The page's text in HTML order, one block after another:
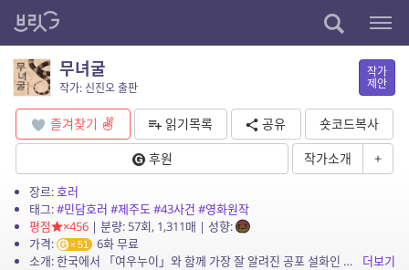
무녀굴
작가: 신진오 출판
작가
제안
즐겨찾기 읽기목록 공유
숏코드복사
후원
작가소개 +
장르:호러
태그:#민담호러 #제주도#43사건 #영화원작
평점
×456| 분량: 57회, 1,311매 | 성향:
가격:
51
6화 무료
소개: 한국에서 「여우누이」와 함께 가장 잘 알려진 공포 설화인 제주 김녕사굴 설화에 현대적 공포 감각을 가미한 작품. 영화 「퇴마 : 무녀굴」의 원작!
더보기